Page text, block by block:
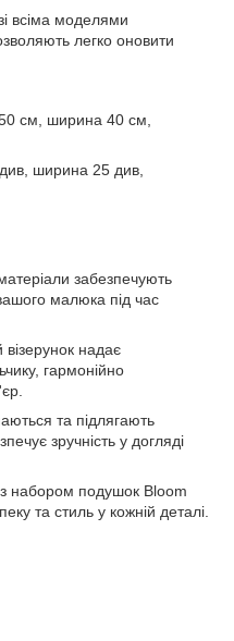
всіма моделями
легко оновити
см, ширина 40 см,
ширина 25 див,
забезпечують
малюка під час
надає
гармонійно
та підлягають
зручність у догляді
набором подушок Bloom
та стиль у кожній деталі.